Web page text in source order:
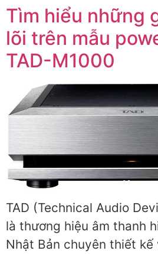
Tìm hiểu những
lõi trên mẫu
TAD-M1000
TAD (Technical Audio
là thương hiệu âm thanh
Nhật Bản chuyên thiết